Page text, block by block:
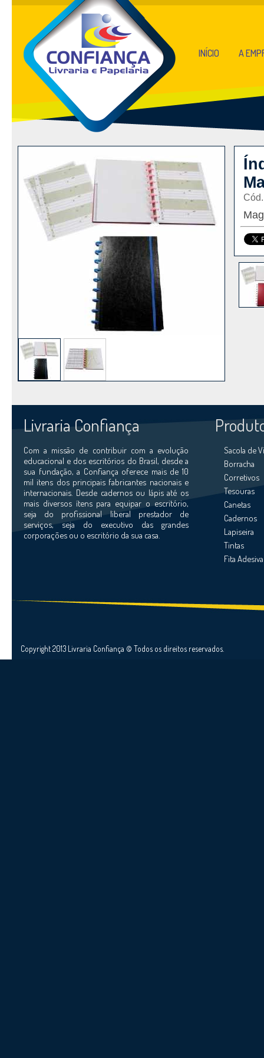
INÍCIO A
Livraria Confiança
Com a missão de contribuir com a evolução
educacional e dos escritórios do Brasil, desde a
sua fundação, a Confiança oferece mais de 10
mil itens dos principais fabricantes nacionais e
internacionais. Desde cadernos ou lápis até os
mais diversos ítens para equipar o escritório,
seja do profissional liberal prestador de
serviços, seja do executivo das grandes
corporações ou o escritório da sua casa.
Sacola de
Borracha
Corretivos
Tesouras
Canetas
Cadernos
Lapiseira
Tintas
Fita Adesiva
Copyright 2013 Livraria Confiança © Todos os direitos reservados.